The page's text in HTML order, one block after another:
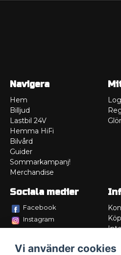
Navigera
Hem
Billjud
Lastbil 24V
Hemma HiFi
Bilvård
Guider
Sommarkampanj!
Merchandise
Sociala medier
Facebook
Instagram
Vi använder cookies